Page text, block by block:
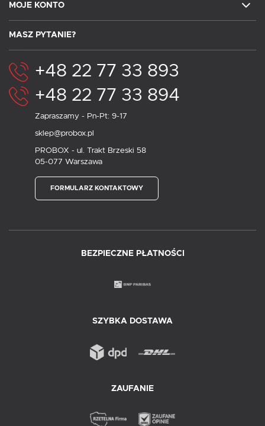
MOJE KONTO
MASZ PYTANIE?
+48 22 77 33 893
+48 22 77 33 894
Zapraszamy - Pn-Pt: 9-17
sklep@probox.pl
PROBOX - ul. Trakt Brzeski 58
05-077 Warszawa
FORMULARZ KONTAKTOWY
BEZPIECZNE PŁATNOŚCI
SZYBKA DOSTAWA
ZAUFANIE